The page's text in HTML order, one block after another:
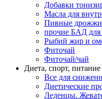
Добавки
Масла для
Пивные дрожжи
прочие БАД для
Рыбий жир и
Фиточай
Фиточай/чай
Диета, спорт, питание
Все для
Диетические
Леденцы.